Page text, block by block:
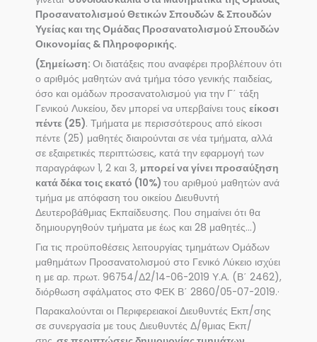
Προσανατολισμού Θετικών Σπουδών & Σπουδών
Υγείας και της Ομάδας Προσανατολισμού Σπουδών
Οικονομίας & Πληροφορικής.
(Σημείωση: Οι διατάξεις που αναφέρει προβλέπουν ότι
ο αριθμός μαθητών ανά τμήμα τόσο γενικής παιδείας,
όσο και ομάδων προσανατολισμού για την Γ΄ τάξη
Γενικού Λυκείου, δεν μπορεί να υπερβαίνει τους είκοσι
πέντε (25). Τμήματα με περισσότερους από είκοσι
πέντε (25) μαθητές διαιρούνται σε νέα τμήματα, αλλά
σε εξαιρετικές περιπτώσεις, κατά την εφαρμογή των
παραγράφων 1, 2 και 3, μπορεί να γίνει προσαύξηση
κατά δέκα τοις εκατό (10%) του αριθμού μαθητών ανά
τμήμα με απόφαση του οικείου Διευθυντή
Δευτεροβάθμιας Εκπαίδευσης. Που σημαίνει ότι θα
δημιουργηθούν τμήματα με έως και 28 μαθητές…)
Για τις προϋποθέσεις λειτουργίας τμημάτων Ομάδων
μαθημάτων Προσανατολισμού στο Γενικό Λύκειο ισχύει
η με αρ. πρωτ. 96754/Δ2/14-06-2019 Υ.Α. (Β΄ 2462),
διόρθωση σφάλματος στο ΦΕΚ Β΄ 2860/05-07-2019.·
Παρακαλούνται οι Περιφερειακοί Διευθυντές Εκπ/σης
σε συνεργασία με τους Διευθυντές Δ/θμιας Εκπ/